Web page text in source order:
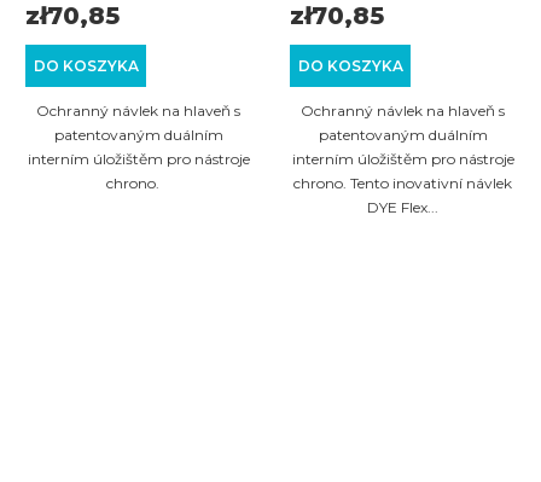
DO KOSZYKA
zł70,85
Ochranný návlek na hlaveň s
patentovaným duálním
interním úložištěm pro nástroje
chrono.
DO KOSZYKA
zł70,85
Ochranný návlek na hlaveň s
patentovaným duálním
interním úložištěm pro nástroje
chrono. Tento inovativní návlek
DYE Flex...